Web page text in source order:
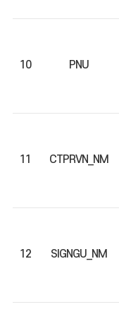
10 PNU
11 CTPRVN_NM
12 SIGNGU_NM